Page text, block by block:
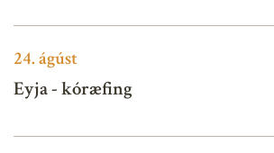
24.ágúst
Eyja - kóræfing